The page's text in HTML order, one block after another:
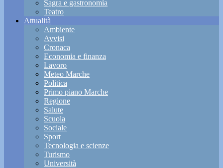
Sagra e gastronomia
Teatro
Attualità
Ambiente
Avvisi
Cronaca
Economia e finanza
Lavoro
Meteo Marche
Politica
Primo piano Marche
Regione
Salute
Scuola
Sociale
Sport
Tecnologia e scienze
Turismo
Università